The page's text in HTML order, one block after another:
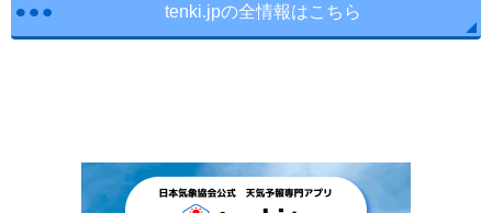
tenki.jpの全情報はこちら